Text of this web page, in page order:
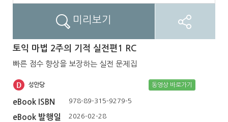
미리보기
토익 마법 2주의 기적 실전편1 RC
빠른 점수 향상을 보장하는 실전 문제집
동영상 바로가기
eBook ISBN 978-89-315-9279-5
eBook 발행일 2026-02-28